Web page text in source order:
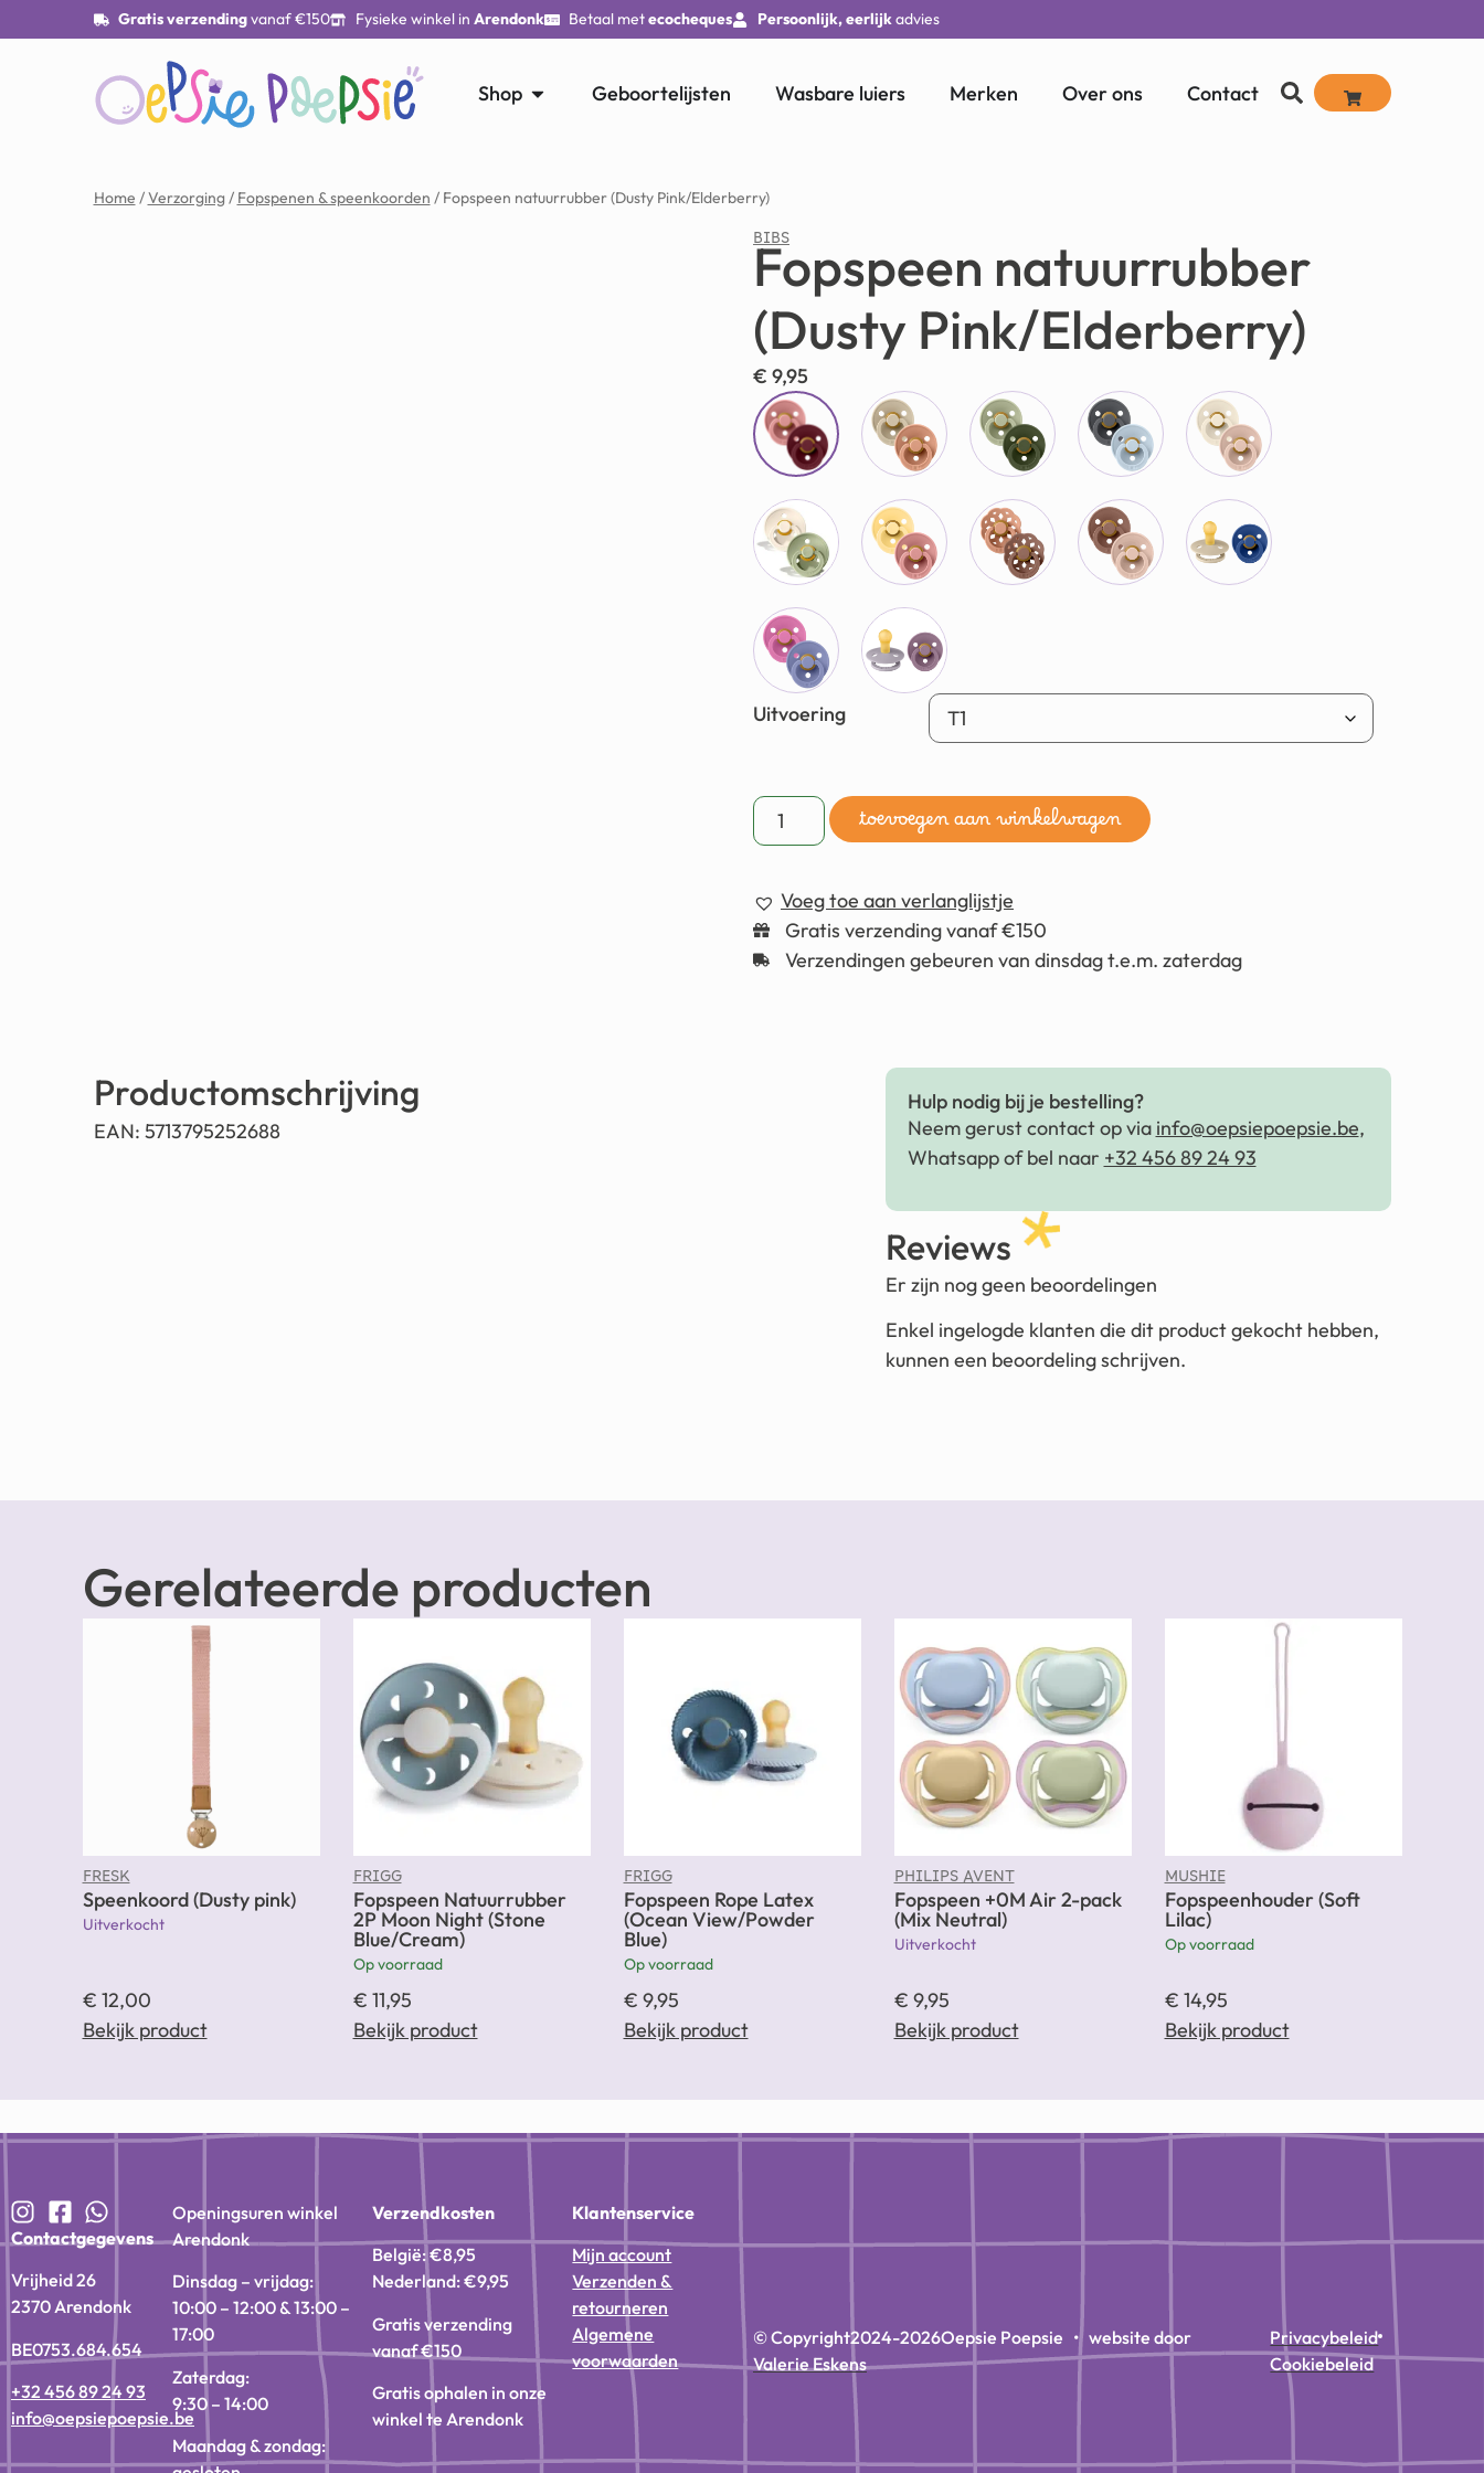
Gratis verzendingvanaf €150 Fysieke winkel in Arendonk Betaal metecocheques Persoonlijk, eerlijkadvies
Shop Geboortelijsten Wasbare luiers Merken Over ons Contact
Home /Verzorging/ Fopspenen & speenkoorden / Fopspeen natuurrubber (Dusty Pink/Elderberry)
BIBS
Fopspeen natuurrubber
(Dusty Pink/Elderberry)
€ 9,95
Uitvoering
toevoegen aan winkelwagen
Voeg toe aan verlanglijstje
Gratis verzending vanaf €150
Verzendingen gebeuren van dinsdag t.e.m. zaterdag
Productomschrijving
EAN: 5713795252688
Hulp nodig bij je bestelling?
Neem gerust contact op via info@oepsiepoepsie.be,
Whatsapp of bel naar +32 456 89 24 93
Reviews
Er zijn nog geen beoordelingen
Enkel ingelogde klanten die dit product gekocht hebben,
kunnen een beoordeling schrijven.
Gerelateerde producten
FRESK
Speenkoord (Dusty pink)
Uitverkocht
€ 12,00
Bekijk product
FRIGG
Fopspeen Natuurrubber
2P Moon Night (Stone
Blue/Cream)
Op voorraad
€ 11,95
Bekijk product
FRIGG
Fopspeen Rope Latex
(Ocean View/Powder
Blue)
Op voorraad
€ 9,95
Bekijk product
PHILIPS AVENT
Fopspeen +0M Air 2-pack
(Mix Neutral)
Uitverkocht
€ 9,95
Bekijk product
MUSHIE
Fopspeenhouder (Soft
Lilac)
Op voorraad
€ 14,95
Bekijk product
Contactgegevens
Vrijheid 26
2370 Arendonk
BE0753.684.654
+32 456 89 24 93
info@oepsiepoepsie.be
Openingsuren winkel
Arendonk
Dinsdag – vrijdag:
10:00 – 12:00 & 13:00 –
17:00
Zaterdag:
9:30 – 14:00
Maandag & zondag:
Verzendkosten
België: €8,95
Nederland: €9,95
Gratis verzending
vanaf €150
Gratis ophalen in onze
winkel te Arendonk
Klantenservice
Mijn account
Verzenden &
retourneren
Algemene
voorwaarden
© Copyright2024-2026Oepsie Poepsie • website door
Valerie Eskens
Privacybeleid
Cookiebeleid